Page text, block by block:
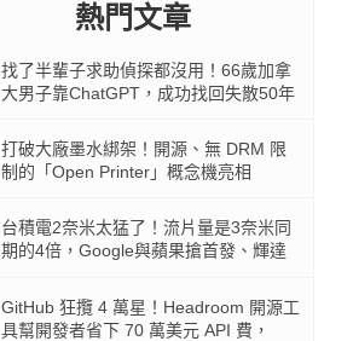
熱門文章
找了半輩子求助偵探都沒用！66歲加拿
大男子靠ChatGPT，成功找回失散50年
打破大廠墨水綁架！開源、無 DRM 限
制的「Open Printer」概念機亮相
台積電2奈米太猛了！流片量是3奈米同
期的4倍，Google與蘋果搶首發、輝達
GitHub 狂攬 4 萬星！Headroom 開源工
具幫開發者省下 70 萬美元 API 費，